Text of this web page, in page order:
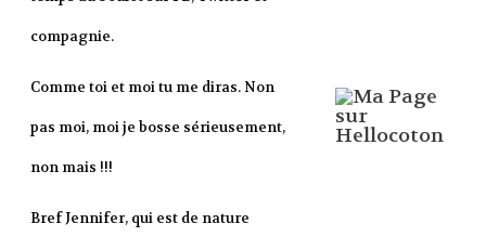
compagnie.
Comme toi et moi tu me diras. Non
pas moi, moi je bosse sérieusement,
non mais !!!
Bref Jennifer, qui est de nature